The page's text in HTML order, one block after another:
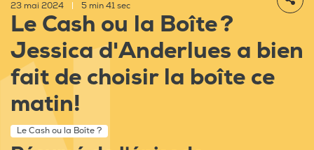
23 mai 2024 5 min 41 sec
Le Cash ou la Boîte ?
Jessica d'Anderlues a bien
fait de choisir la boîte ce
matin!
Le Cash ou la Boîte ?